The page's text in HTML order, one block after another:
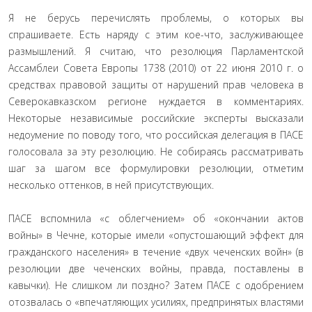
Я не берусь перечислять проблемы, о которых вы
спрашиваете. Есть наряду с этим кое-что, заслуживающее
размышлений. Я считаю, что резолюция Парламентской
Ассамблеи Совета Европы 1738 (2010) от 22 июня 2010 г. о
средствах правовой защиты от нарушений прав человека в
Северокавказском регионе нуждается в комментариях.
Некоторые независимые российские эксперты высказали
недоумение по поводу того, что российская делегация в ПАСЕ
голосовала за эту резолюцию. Не собираясь рассматривать
шаг за шагом все формулировки резолюции, отметим
несколько оттенков, в ней присутствующих.
ПАСЕ вспомнила «с облегчением» об «окончании актов
войны» в Чечне, которые имели «опустошающий эффект для
гражданского населения» в течение «двух чеченских войн» (в
резолюции две чеченских войны, правда, поставлены в
кавычки). Не слишком ли поздно? Затем ПАСЕ с одобрением
отозвалась о «впечатляющих усилиях, предпринятых властями